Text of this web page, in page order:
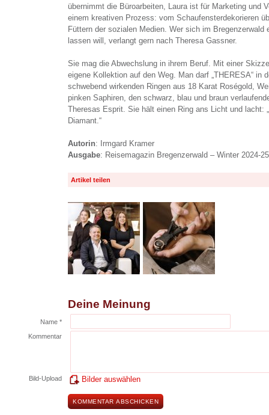
übernimmt die Büroarbeiten, Laura ist für Marketing und
einem kreativen Prozess: vom Schaufensterdekorieren
Füttern der sozialen Medien. Wer sich im Bregenzerwald
lassen will, verlangt gern nach Theresa Gassner.
Sie mag die Abwechslung in ihrem Beruf. Mit einer
eigene Kollektion auf den Weg. Man darf „THERESA“ in
schwebend wirkenden Ringen aus 18 Karat Roségold,
pinken Saphiren, den schwarz, blau und braun
Theresas Esprit. Sie hält einen Ring ans Licht und lacht:
Diamant.“
Autorin: Irmgard Kramer
Ausgabe: Reisemagazin Bregenzerwald – Winter 2024-25
Artikel teilen
Deine Meinung
Name *
Kommentar
Bild-Upload Bilder auswählen